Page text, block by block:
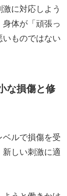
に対応しよう
体が「頑張っ
ものではない
な損傷と修
ルで損傷を受
しい刺激に適